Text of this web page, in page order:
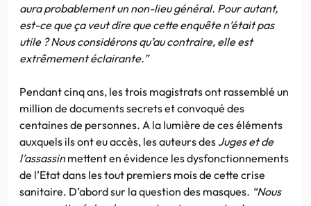
aura probablement un non-lieu général. Pour autant,
est-ce que ça veut dire que cette enquête n’était pas
utile ? Nous considérons qu’au contraire, elle est
extrêmement éclairante.”
Pendant cinq ans, les trois magistrats ont rassemblé un
million de documents secrets et convoqué des
centaines de personnes. A la lumière de ces éléments
auxquels ils ont eu accès, les auteurs des Juges et de
l’assassinmettent en évidence les dysfonctionnements
de l’Etat dans les tout premiers mois de cette crise
sanitaire. D’abord sur la question des masques. “Nous